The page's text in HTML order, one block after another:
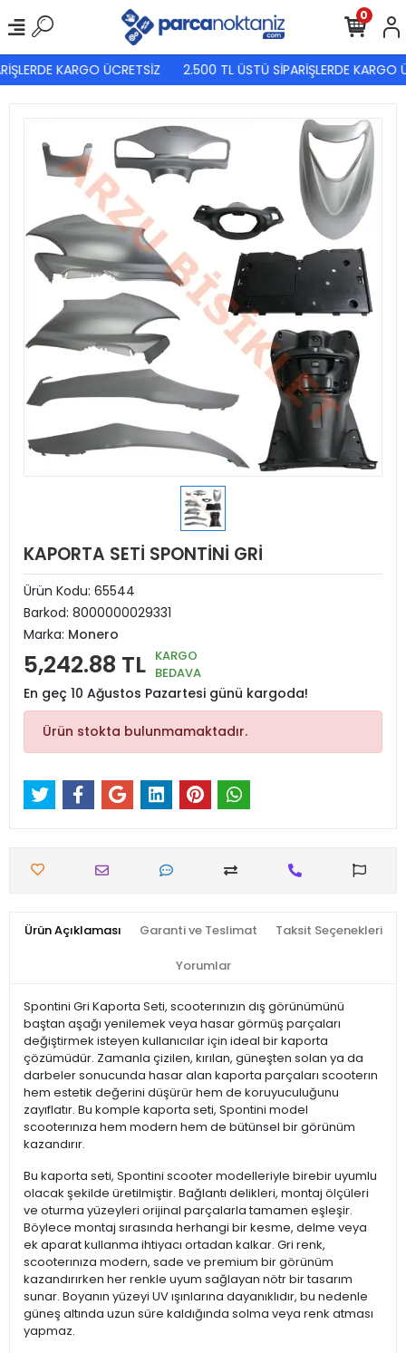
KARGO ÜCRETSİZ 2.500 TL ÜSTÜ SİPARİŞLERDE KARGO
0
KAPORTA SETİ SPONTİNİ GRİ
Ürün Kodu: 65544
Barkod: 8000000029331
Marka: Monero
5,242.88 TL KARGO
BEDAVA
En geç 10 Ağustos Pazartesi günü kargoda!
Ürün stokta bulunmamaktadır.
Ürün Açıklaması Garanti ve Teslimat Taksit Seçenekleri
Yorumlar
Spontini Gri Kaporta Seti, scooterınızın dış görünümünü
baştan aşağı yenilemek veya hasar görmüş parçaları
değiştirmek isteyen kullanıcılar için ideal bir kaporta
çözümüdür. Zamanla çizilen, kırılan, güneşten solan ya da
darbeler sonucunda hasar alan kaporta parçaları scooterın
hem estetik değerini düşürür hem de koruyuculuğunu
zayıflatır. Bu komple kaporta seti, Spontini model
scooterınıza hem modern hem de bütünsel bir görünüm
kazandırır.
Bu kaporta seti, Spontini scooter modelleriyle birebir uyumlu
olacak şekilde üretilmiştir. Bağlantı delikleri, montaj ölçüleri
ve oturma yüzeyleri orijinal parçalarla tamamen eşleşir.
Böylece montaj sırasında herhangi bir kesme, delme veya
ek aparat kullanma ihtiyacı ortadan kalkar. Gri renk,
scooterınıza modern, sade ve premium bir görünüm
kazandırırken her renkle uyum sağlayan nötr bir tasarım
sunar. Boyanın yüzeyi UV ışınlarına dayanıklıdır, bu nedenle
güneş altında uzun süre kaldığında solma veya renk atması
yapmaz.